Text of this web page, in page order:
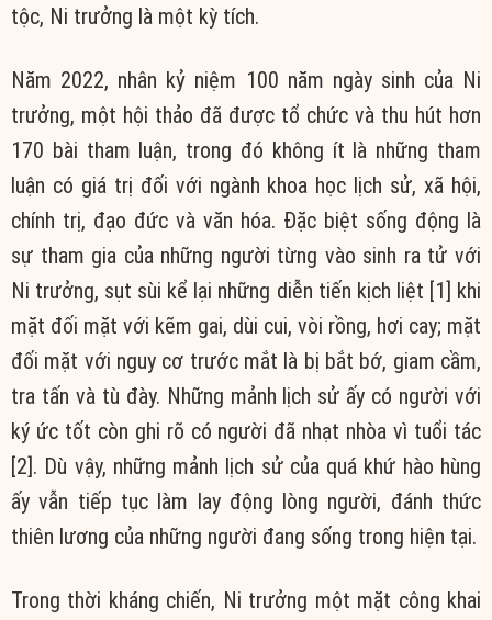
tộc, Ni trưởng là một kỳ tích.
Năm 2022, nhân kỷ niệm 100 năm ngày sinh của Ni
trưởng, một hội thảo đã được tổ chức và thu hút hơn
170 bài tham luận, trong đó không ít là những tham
luận có giá trị đối với ngành khoa học lịch sử, xã hội,
chính trị, đạo đức và văn hóa. Đặc biệt sống động là
sự tham gia của những người từng vào sinh ra tử với
Ni trưởng, sụt sùi kể lại những diễn tiến kịch liệt [1] khi
mặt đối mặt với kẽm gai, dùi cui, vòi rồng, hơi cay; mặt
đối mặt với nguy cơ trước mắt là bị bắt bớ, giam cầm,
tra tấn và tù đày. Những mảnh lịch sử ấy có người với
ký ức tốt còn ghi rõ có người đã nhạt nhòa vì tuổi tác
[2]. Dù vậy, những mảnh lịch sử của quá khứ hào hùng
ấy vẫn tiếp tục làm lay động lòng người, đánh thức
thiên lương của những người đang sống trong hiện tại.
Trong thời kháng chiến, Ni trưởng một mặt công khai